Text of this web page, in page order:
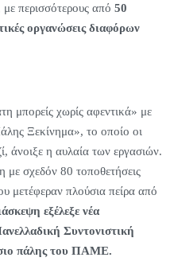
περισσότερους από 50
οργανώσεις διαφόρων
μπορείς χωρίς αφεντικά» με
Ξεκίνημα», το οποίο οι
άνοιξε η αυλαία των εργασιών.
με σχεδόν 80 τοποθετήσεις
μετέφεραν πλούσια πείρα από
εξέλεξε νέα
Συντονιστική
πάλης του ΠΑΜΕ.